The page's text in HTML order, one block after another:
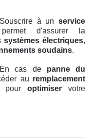
à unservice
d'assurer la
systèmes électriques,
soudains.
cas de panne du
au remplacement
pouroptimiser votre